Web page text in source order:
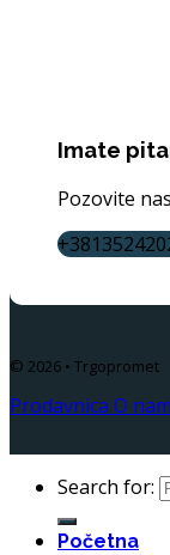
Imate
Pozovite
© 2026 • Trgopromet
Prodavnica O
Search for:
Početna